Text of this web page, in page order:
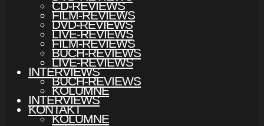
FILM-REVIEWS
LIVE-REVIEWS
BUCH-REVIEWS
INTERVIEWS
KOLUMNE
KONTAKT
CD-REVIEWS
DVD-REVIEWS
FILM-REVIEWS
LIVE-REVIEWS
BUCH-REVIEWS
INTERVIEWS
KOLUMNE